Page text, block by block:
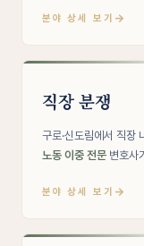
분야 상세 보기 →
직장 분쟁
구로·신도림에서 직장
노동 이중 전문 변호사
분야 상세 보기 →